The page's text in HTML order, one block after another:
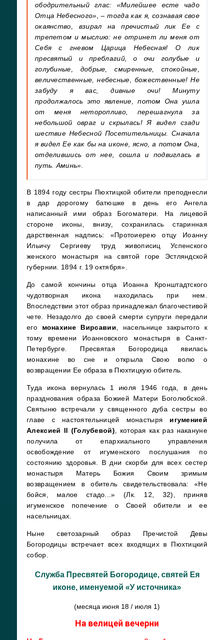
ободрительный глас: «Милейшее есте чадо
Отца Небесного», – тогда как я, сознавая свое
окаянство, взирал на пречистый лик Ее с
трепетом и мыслию: не отринет ли меня от
Себя с гневом Царица Небесная! О лик
пресвятый и преблагий, о очи голубые и
голубиные, добрые, смиренные, спокойные,
величественные, небесные, божественные! Не
забуду я вас, дивные очи! Минуту
продолжалось это явление, потом Она ушла
от меня неторопливо, перешагнула за
небольшой овраг и скрылась! Я видел сзади
шествие Небесной Посетительницы. Сначала
я видел Ее как бы на иконе, ясно, а потом Она,
отделившись от нее, сошла и подвиглась в
путь. Аминь».
В 1894 году сестры Пюхтицкой обители преподнесли
в дар дорогому батюшке в день его Ангела
написанный ими образ Богоматери. На лицевой
стороне иконы, внизу, сохранилась старинная
дарственная надпись: «Протоиерею отцу Иоанну
Ильичу Сергиеву труд живописиц Успенского
женского монастыря на святой горе Эстляндской
губернии. 1894 г. 19 октября».
До самой кончины отца Иоанна Кронштадтского
чудотворная икона находилась при нем.
Впоследствии этот образ принадлежал благочестивой
чете. Незадолго до своей смерти супруги передали
его монахине Вирсавии , насельнице закрытого к
тому времени Иоанновского монастыря в Санкт-
Петербурге. Пресвятая Богородица явилась
монахине во сне и открыла Свою волю о
возвращении Ее образа в Пюхтицкую обитель.
Туда икона вернулась 1 июля 1946 года, в день
празднования образа Божией Матери Боголюбской.
Святыню встречали у священного дуба сестры во
главе с настоятельницей монастыря игуменией
Алексией II (Голубевой) , которая как раз накануне
получила от епархиального управления
освобождение от игуменского послушания по
состоянию здоровья. В дни скорби для всех сестер
монастыря Матерь Божия Своим зримым
возвращением в обитель свидетельствовала: «Не
бойся, малое стадо...» (Лк. 12, 32), приняв
игуменское попечение о Своей обители и ее
насельницах.
Ныне светозарный образ Пречистой Девы
Богородицы встречает всех входящих в Пюхтицкий
собор.
Служба Пресвятей Богородице, святей Ея
иконе, именуемой «У источника»
(месяца июня 18 / июля 1)
На велицей вечерни